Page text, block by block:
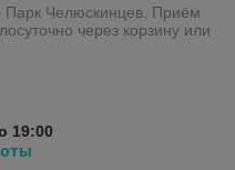
Парк Челюскинцев. Приём
через корзину или
19:00